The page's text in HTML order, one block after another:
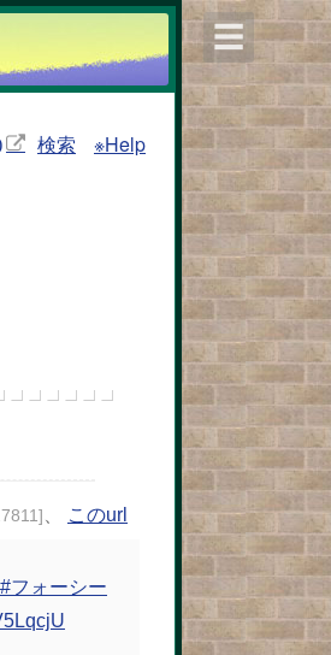
検索 ※Help
このurl
#フォーシー
☰